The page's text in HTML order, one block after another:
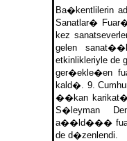
Ba�kentlilerin
Sanatlar�
kez
gelen
etkinlikleriyle
ger�ekle�en
kald�. 9.
��kan
S�leyman
a��ld���
de d�zenlendi.